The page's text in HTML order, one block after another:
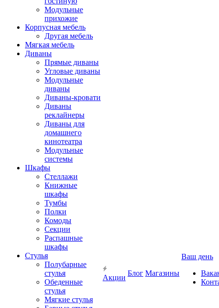
Модульные
прихожие
Корпусная мебель
Другая мебель
Мягкая мебель
Диваны
Прямые диваны
Угловые диваны
Модульные
диваны
Диваны-кровати
Диваны
реклайнеры
Диваны для
домашнего
кинотеатра
Модульные
системы
Шкафы
Стеллажи
Книжные
шкафы
Тумбы
Полки
Комоды
Секции
Распашные
шкафы
Стулья
Полубарные
стулья
Обеденные
стулья
Мягкие стулья
Акции
Блог Магазины
Ваш день